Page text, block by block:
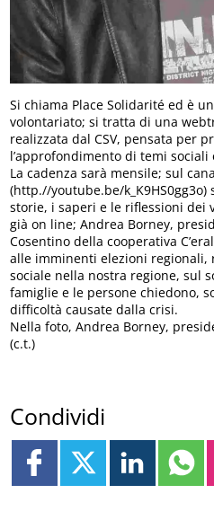
Si chiama Place Solidarité ed è
volontariato; si tratta di una
realizzata dal CSV, pensata per
l’approfondimento di temi
La cadenza sarà mensile; sul
(http.//youtube.be/
storie, i saperi e le riflessioni dei
già on line; Andrea Borney,
Cosentino della cooperativa
alle imminenti elezioni
sociale nella nostra regione, sul
famiglie e le persone chiedono,
difficoltà causate dalla crisi.
Nella foto, Andrea Borney,
(c.t.)
Condividi